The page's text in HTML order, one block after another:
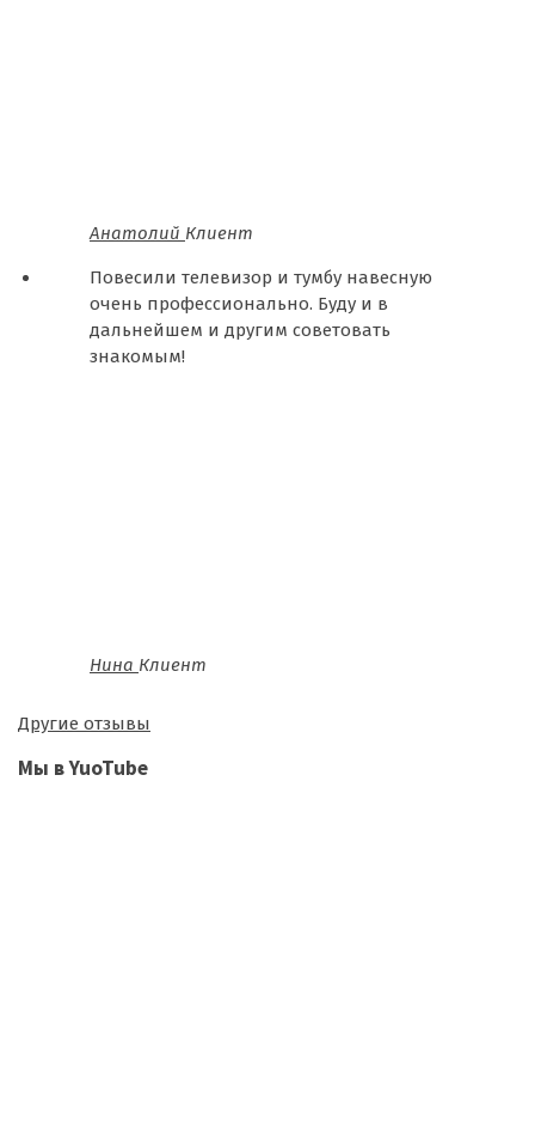
Анатолий Клиент
Повесили телевизор и тумбу навесную
очень профессионально. Буду и в
дальнейшем и другим советовать
знакомым!
Нина Клиент
Другие отзывы
Мы в YuoTube